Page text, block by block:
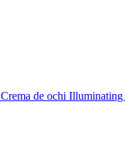
Crema de ochi